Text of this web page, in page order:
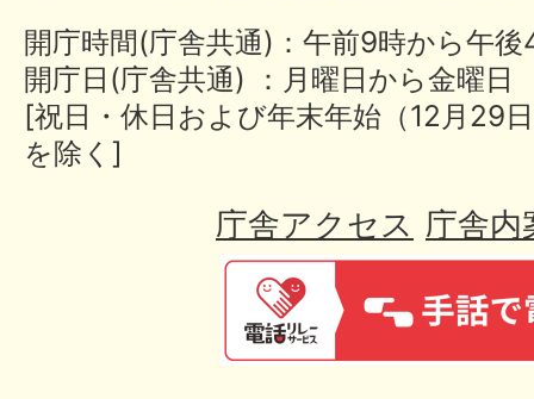
開庁時間(庁舎共通)：午前9時から午
開庁日(庁舎共通) ：月曜日から金曜日
[祝日・休日および年末年始（12月29
を除く]
庁舎アクセス 庁舎内